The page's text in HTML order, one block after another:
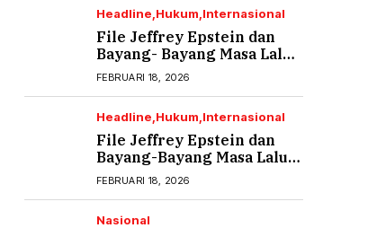
Headline Hukum Internasional
File Jeffrey Epstein dan
Bayang- Bayang Masa Lalu
yang Tak Pernah Usai (2)
FEBRUARI 18, 2026
Headline Hukum Internasional
File Jeffrey Epstein dan
Bayang-Bayang Masa Lalu
yang Tak Pernah Usai (1)
FEBRUARI 18, 2026
Nasional